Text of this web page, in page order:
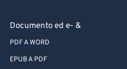
Documento ed e- &
PDF A WORD
EPUB A PDF